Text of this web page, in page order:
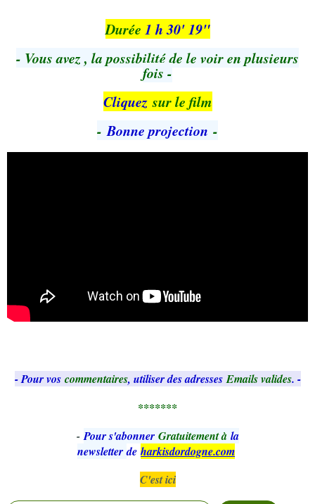
Durée 1 h 30' 19"
- Vous avez , la possibilité de le voir en plusieurs
fois -
Cliquezsur le film
- Bonne projection -
- Pour vos commentaires, utiliser des adressesEmails valides. -
*******
- Pour s'abonner Gratuitement à la
newsletter de harkisdordogne.com
C'est ici